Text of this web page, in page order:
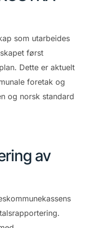
som utarbeides
først
Dette er aktuelt
foretak og
og norsk standard
av